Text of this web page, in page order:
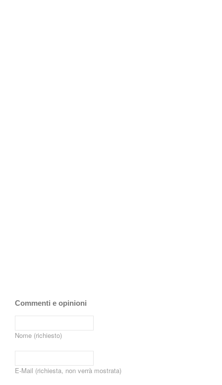
Commenti e opinioni
Nome (richiesto)
E-Mail (richiesta, non verrà mostrata)